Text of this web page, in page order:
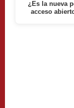
¿Es la nueva
acceso